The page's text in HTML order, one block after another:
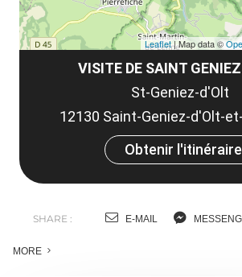
VISITE DE SAINT
St-Geniez-d'Olt
12130 Saint-Geniez-d'Olt-
Obtenir l'itinéraire
Leaflet| Map data ©
SHARE : E-MAIL
MORE